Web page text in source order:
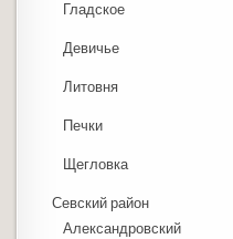
Гладское
Девичье
Литовня
Печки
Щегловка
Севский район
Александровский